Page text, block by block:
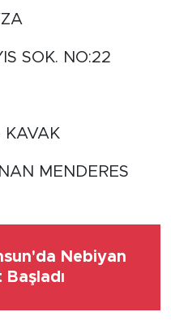
SOK. NO:22
KAVAK
MENDERES
Nebiyan
Başladı